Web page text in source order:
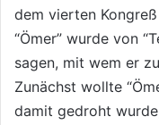
dem vierten
“Ömer” wurde von
sagen, mit wem er
Zunächst wollte
damit gedroht